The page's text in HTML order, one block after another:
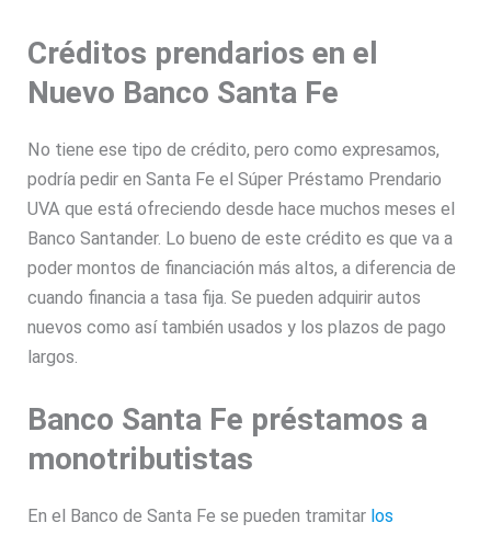
Créditos prendarios en el
Nuevo Banco Santa Fe
No tiene ese tipo de crédito, pero como expresamos,
podría pedir en Santa Fe el Súper Préstamo Prendario
UVA que está ofreciendo desde hace muchos meses el
Banco Santander. Lo bueno de este crédito es que va a
poder montos de financiación más altos, a diferencia de
cuando financia a tasa fija. Se pueden adquirir autos
nuevos como así también usados y los plazos de pago
largos.
Banco Santa Fe préstamos a
monotributistas
En el Banco de Santa Fe se pueden tramitar los